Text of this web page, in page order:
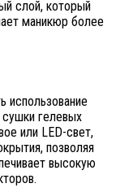
слой, который
маникюр более
использование
сушки гелевых
или LED-свет,
позволяя
высокую